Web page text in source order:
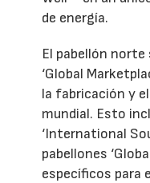
de energía.
El pabellón
‘Global
la fabricación y
mundial. Esto
‘International
pabellones
específicos para